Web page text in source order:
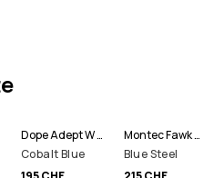
Dope Adept W Snowboardjacke Damen
Cobalt Blue
Montec Fawk W Snowboardjacke Damen
Blue Steel